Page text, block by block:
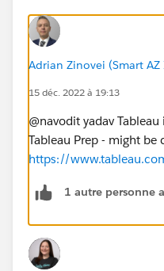
Adrian Zinovei (Smart AZ
15 déc. 2022 à 19:13
@navodit yadav​
Tableau Prep - might be
https://
1 autre personne